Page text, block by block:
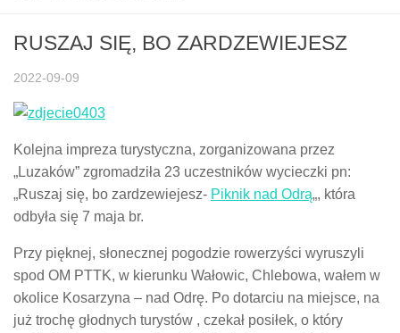
RUSZAJ SIĘ, BO ZARDZEWIEJESZ
2022-09-09
Kolejna impreza turystyczna, zorganizowana przez
„Luzaków” zgromadziła 23 uczestników wycieczki pn:
„Ruszaj się, bo zardzewiejesz- Piknik nad Odrą„, która
odbyła się 7 maja br.
Przy pięknej, słonecznej pogodzie rowerzyści wyruszyli
spod OM PTTK, w kierunku Wałowic, Chlebowa, wałem w
okolice Kosarzyna – nad Odrę. Po dotarciu na miejsce, na
już trochę głodnych turystów , czekał posiłek, o który